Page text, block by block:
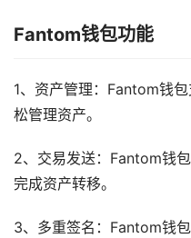
Fantom钱包功能
1、资产管理：Fantom钱
松管理资产。
2、交易发送：Fantom钱
完成资产转移。
3、多重签名：Fantom钱